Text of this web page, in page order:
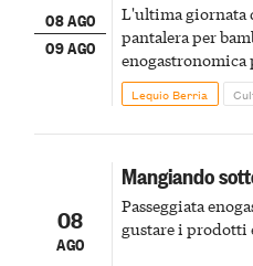
08 AGO
09 AGO
L'ultima giornata
pantalera per
enogastronomica
pirotecnico
Lequio Berria
08
AGO
Mangiando
Passeggiata
gustare i prodotti